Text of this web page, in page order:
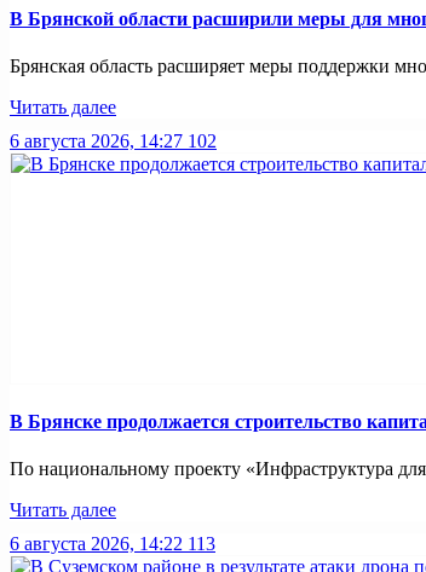
В Брянской области расширили меры для
Брянская область расширяет меры поддержки
Читать далее
6 августа 2026, 14:27 102
В Брянске продолжается строительство
По национальному проекту «Инфраструктура
Читать далее
6 августа 2026, 14:22 113